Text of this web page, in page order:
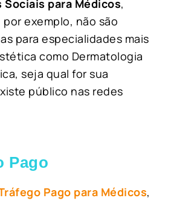
Sociais para Médicos,
por exemplo, não são
para especialidades mais
como Dermatologia
seja qual for sua
público nas redes
Pago
Pago para Médicos,